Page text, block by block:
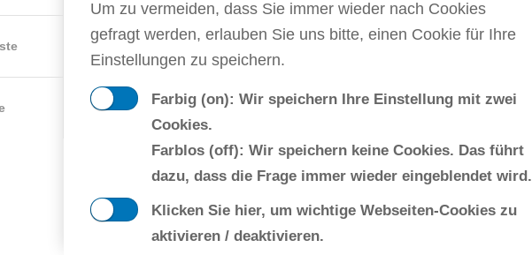
Um zu vermeiden, dass Sie immer wieder nach Cookies
gefragt werden, erlauben Sie uns bitte, einen Cookie für Ihre
Einstellungen zu speichern.
Farbig (on): Wir speichern Ihre Einstellung mit zwei
Cookies.
Farblos (off): Wir speichern keine Cookies. Das führt
dazu, dass die Frage immer wieder eingeblendet wird.
Klicken Sie hier, um wichtige Webseiten-Cookies zu
aktivieren / deaktivieren.
justo, rhoncus
vitae, justo.
adipiscing elit.
Aenean massa. Cum
dis parturient montes,
Thursday
Friday